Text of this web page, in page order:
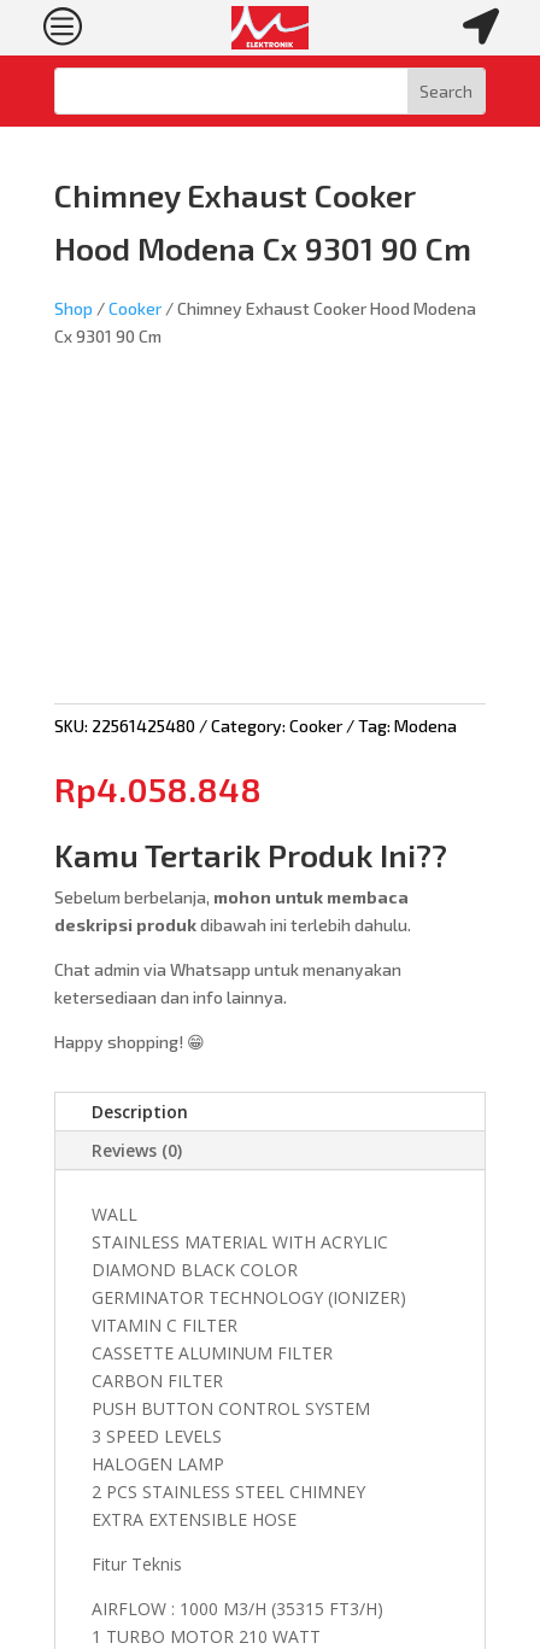
c 
Chimney Exhaust Cooker
Hood Modena Cx 9301 90 Cm
Shop /Cooker/ Chimney Exhaust Cooker Hood Modena
Cx 9301 90 Cm
SKU: 22561425480 Category: Cooker Tag: Modena
Rp4.058.848
Kamu Tertarik Produk Ini??
Sebelum berbelanja, mohon untuk membaca
deskripsi produkdibawah ini terlebih dahulu.
Chat admin via Whatsapp untuk menanyakan
ketersediaan dan info lainnya.
Happy shopping! 😁
Description
Reviews (0)
WALL
STAINLESS MATERIAL WITH ACRYLIC
DIAMOND BLACK COLOR
GERMINATOR TECHNOLOGY (IONIZER)
VITAMIN C FILTER
CASSETTE ALUMINUM FILTER
CARBON FILTER
PUSH BUTTON CONTROL SYSTEM
3 SPEED LEVELS
HALOGEN LAMP
2 PCS STAINLESS STEEL CHIMNEY
EXTRA EXTENSIBLE HOSE
Fitur Teknis
AIRFLOW : 1000 M3/H (35315 FT3/H)
1 TURBO MOTOR 210 WATT